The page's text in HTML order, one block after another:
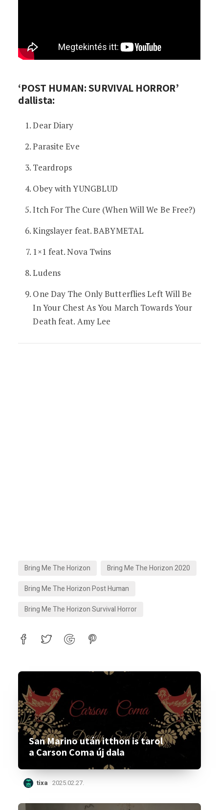
‘POST HUMAN: SURVIVAL HORROR’
dallista:
Dear Diary
Parasite Eve
Teardrops
Obey with YUNGBLUD
Itch For The Cure (When Will We Be Free?)
Kingslayer feat. BABYMETAL
1×1 feat. Nova Twins
Ludens
One Day The Only Butterflies Left Will Be
In Your Chest As You March Towards Your
Death feat. Amy Lee
Bring Me The Horizon
Bring Me The Horizon 2020
Bring Me The Horizon Post Human
Bring Me The Horizon Survival Horror
San Marino után itthon is tarol
a Carson Coma új dala
tixa 2025.02.27.